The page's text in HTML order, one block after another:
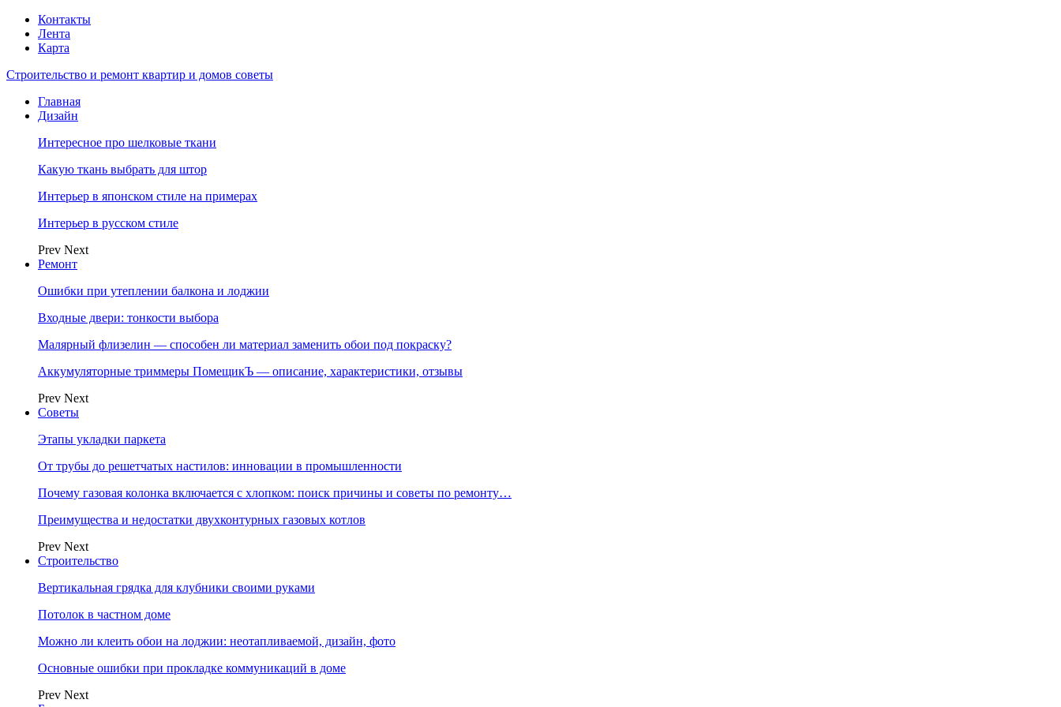
Контакты
Лента
Карта
Строительство и ремонт квартир и домов советы
Главная
Дизайн
Интересное про шелковые ткани
Какую ткань выбрать для штор
Интерьер в японском стиле на примерах
Интерьер в русском стиле
Prev Next
Ремонт
Ошибки при утеплении балкона и лоджии
Входные двери: тонкости выбора
Малярный флизелин — способен ли материал заменить обои под покраску?
Аккумуляторные триммеры ПомещикЪ — описание, характеристики, отзывы
Prev Next
Советы
Этапы укладки паркета
От трубы до решетчатых настилов: инновации в промышленности
Почему газовая колонка включается с хлопком: поиск причины и советы по ремонту…
Преимущества и недостатки двухконтурных газовых котлов
Prev Next
Строительство
Вертикальная грядка для клубники своими руками
Потолок в частном доме
Можно ли клеить обои на лоджии: неотапливаемой, дизайн, фото
Основные ошибки при прокладке коммуникаций в доме
Prev Next